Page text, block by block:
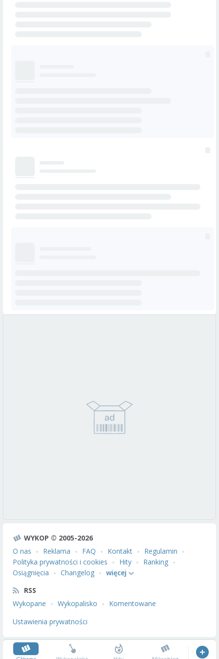
WYKOP © 2005-2026
O nas
Reklama FAQ Kontakt
Regulamin
Polityka prywatności i cookies
Hity
Ranking
Osiągnięcia
Changelog
więcej
RSS
Wykopane
Wykopalisko
Komentowane
Ustawienia prywatności